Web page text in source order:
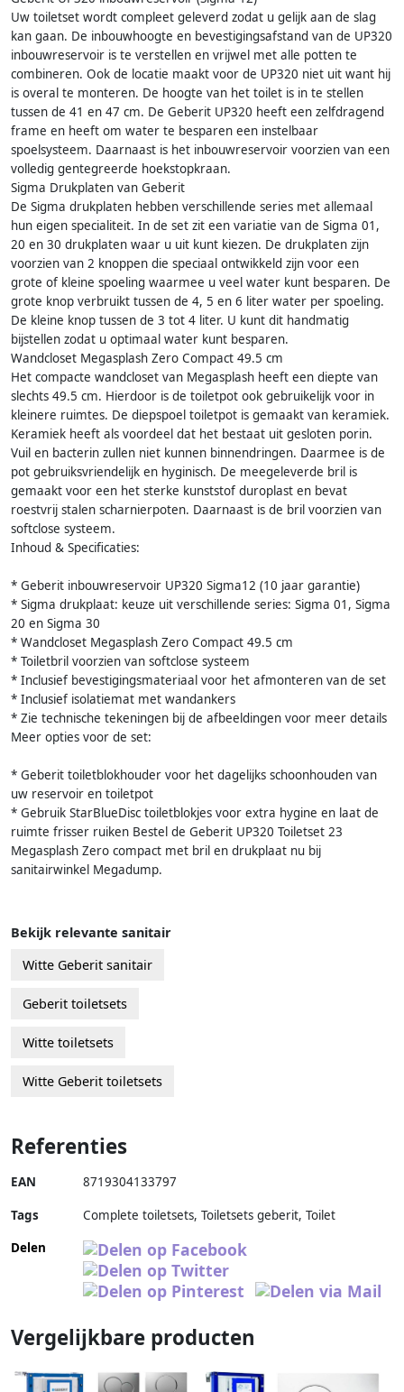
Uw toiletset wordt compleet geleverd zodat u gelijk aan de slag
kan gaan. De inbouwhoogte en bevestigingsafstand van de UP320
inbouwreservoir is te verstellen en vrijwel met alle potten te
combineren. Ook de locatie maakt voor de UP320 niet uit want hij
is overal te monteren. De hoogte van het toilet is in te stellen
tussen de 41 en 47 cm. De Geberit UP320 heeft een zelfdragend
frame en heeft om water te besparen een instelbaar
spoelsysteem. Daarnaast is het inbouwreservoir voorzien van een
volledig gentegreerde hoekstopkraan.
Sigma Drukplaten van Geberit
De Sigma drukplaten hebben verschillende series met allemaal
hun eigen specialiteit. In de set zit een variatie van de Sigma 01,
20 en 30 drukplaten waar u uit kunt kiezen. De drukplaten zijn
voorzien van 2 knoppen die speciaal ontwikkeld zijn voor een
grote of kleine spoeling waarmee u veel water kunt besparen. De
grote knop verbruikt tussen de 4, 5 en 6 liter water per spoeling.
De kleine knop tussen de 3 tot 4 liter. U kunt dit handmatig
bijstellen zodat u optimaal water kunt besparen.
Wandcloset Megasplash Zero Compact 49.5 cm
Het compacte wandcloset van Megasplash heeft een diepte van
slechts 49.5 cm. Hierdoor is de toiletpot ook gebruikelijk voor in
kleinere ruimtes. De diepspoel toiletpot is gemaakt van keramiek.
Keramiek heeft als voordeel dat het bestaat uit gesloten porin.
Vuil en bacterin zullen niet kunnen binnendringen. Daarmee is de
pot gebruiksvriendelijk en hyginisch. De meegeleverde bril is
gemaakt voor een het sterke kunststof duroplast en bevat
roestvrij stalen scharnierpoten. Daarnaast is de bril voorzien van
softclose systeem.
Inhoud & Specificaties:
* Geberit inbouwreservoir UP320 Sigma12 (10 jaar garantie)
* Sigma drukplaat: keuze uit verschillende series: Sigma 01, Sigma
20 en Sigma 30
* Wandcloset Megasplash Zero Compact 49.5 cm
* Toiletbril voorzien van softclose systeem
* Inclusief bevestigingsmateriaal voor het afmonteren van de set
* Inclusief isolatiemat met wandankers
* Zie technische tekeningen bij de afbeeldingen voor meer details
Meer opties voor de set:
* Geberit toiletblokhouder voor het dagelijks schoonhouden van
uw reservoir en toiletpot
* Gebruik StarBlueDisc toiletblokjes voor extra hygine en laat de
ruimte frisser ruiken Bestel de Geberit UP320 Toiletset 23
Megasplash Zero compact met bril en drukplaat nu bij
sanitairwinkel Megadump.
Bekijk relevante sanitair
Witte Geberit sanitair
Geberit toiletsets
Witte toiletsets
Witte Geberit toiletsets
Referenties
EAN 8719304133797
Tags
Complete toiletsets, Toiletsets geberit, Toilet
Delen
Vergelijkbare producten